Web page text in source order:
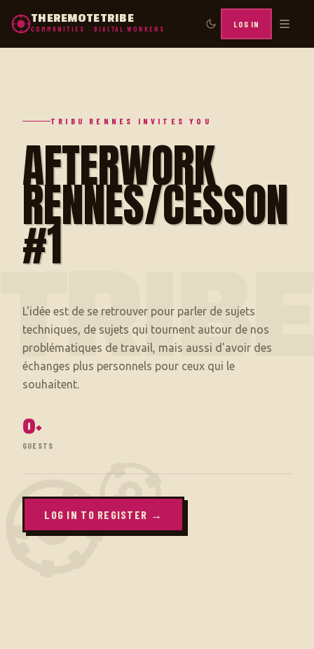
THEREMOTETRIBE
COMMUNITIES · DIGITAL WORKERS LOG IN
TRIBE
TRIBU RENNES INVITES YOU
AFTERWORK
RENNES/CESSON
#1
L'idée est de se retrouver pour parler de sujets
techniques, de sujets qui tournent autour de nos
problématiques de travail, mais aussi d'avoir des
échanges plus personnels pour ceux qui le
0+
GUESTS
LOG IN TO REGISTER →